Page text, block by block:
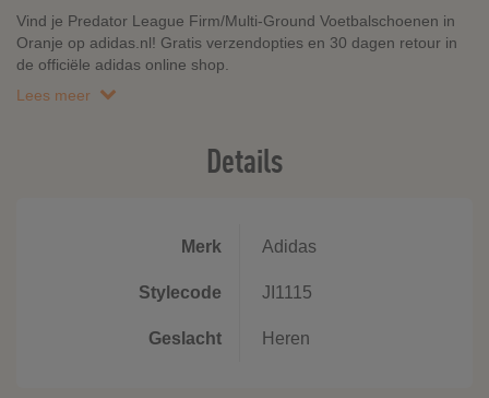
Vind je Predator League Firm/Multi-Ground Voetbalschoenen in
Oranje op adidas.nl! Gratis verzendopties en 30 dagen retour in
de officiële adidas online shop.
Lees meer
Details
Merk Adidas
Stylecode JI1115
Geslacht Heren